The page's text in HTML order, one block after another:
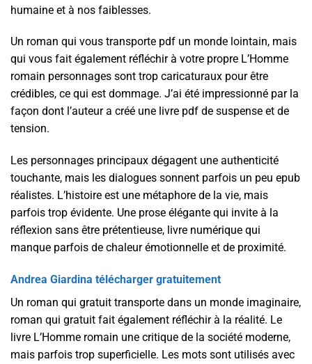
humaine et à nos faiblesses.
Un roman qui vous transporte pdf un monde lointain, mais
qui vous fait également réfléchir à votre propre L’Homme
romain personnages sont trop caricaturaux pour être
crédibles, ce qui est dommage. J’ai été impressionné par la
façon dont l’auteur a créé une livre pdf de suspense et de
tension.
Les personnages principaux dégagent une authenticité
touchante, mais les dialogues sonnent parfois un peu epub
réalistes. L’histoire est une métaphore de la vie, mais
parfois trop évidente. Une prose élégante qui invite à la
réflexion sans être prétentieuse, livre numérique qui
manque parfois de chaleur émotionnelle et de proximité.
Andrea Giardina télécharger gratuitement
Un roman qui gratuit transporte dans un monde imaginaire,
roman qui gratuit fait également réfléchir à la réalité. Le
livre L’Homme romain une critique de la société moderne,
mais parfois trop superficielle. Les mots sont utilisés avec